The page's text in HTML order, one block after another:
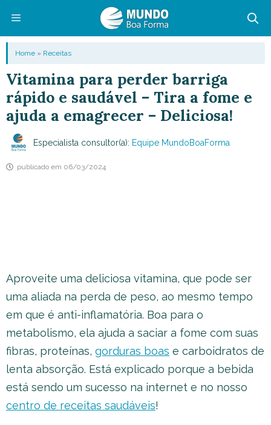
conteúdo
Menu
Home » Receitas
Vitamina para perder barriga
rápido e saudável – Tira a fome e
ajuda a emagrecer – Deliciosa!
Especialista consultor(a): Equipe MundoBoaForma
publicado em 06/03/2024
Aproveite uma deliciosa vitamina, que pode ser
uma aliada na perda de peso, ao mesmo tempo
em que é anti-inflamatória. Boa para o
metabolismo, ela ajuda a saciar a fome com suas
fibras, proteínas, gorduras boas e carboidratos de
lenta absorção. Está explicado porque a bebida
está sendo um sucesso na internet e no nosso
centro de receitas saudáveis!